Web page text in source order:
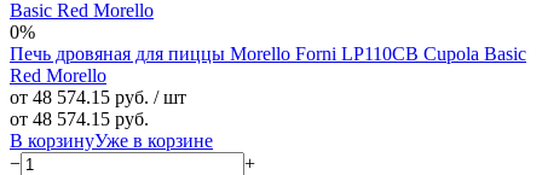
0%
Печь дровяная для пиццы Morello Forni LP110CB Cupola Basic
Red Morello
от 48 574.15 руб. / шт
от 48 574.15 руб.
В корзинуУже в корзине
−
+